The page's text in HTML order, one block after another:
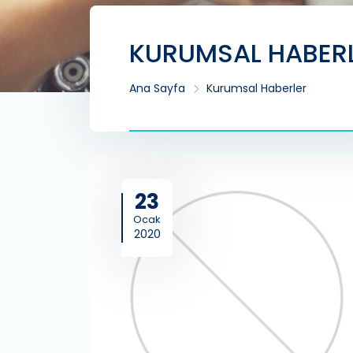
KURUMSAL
Ana Sayfa Kurumsal Haberler
23
Ocak
2020